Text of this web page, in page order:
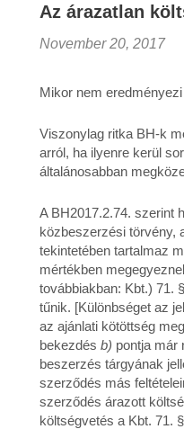
Az árazatlan
November 20, 2017
Mikor nem
Viszonylag ritka BH-k
arról, ha ilyenre kerül
általánosabban
A BH2017.2.74. szerint
közbeszerzési törvény,
tekintetében tartalmaz
mértékben
továbbiakban: Kbt.) 71.
tűnik. [Különbséget az
az ajánlati kötöttség
bekezdés b) pontja már
beszerzés tárgyának
szerződés más
szerződés árazott
költségvetés a Kbt. 71.